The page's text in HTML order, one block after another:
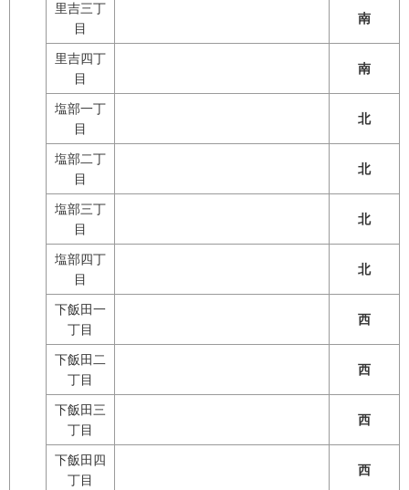
里吉三丁
目
南
里吉四丁
目
南
塩部一丁
目
北
塩部二丁
目
北
塩部三丁
目
北
塩部四丁
目
北
下飯田一
丁目
西
下飯田二
丁目
西
下飯田三
丁目
西
下飯田四
丁目
西